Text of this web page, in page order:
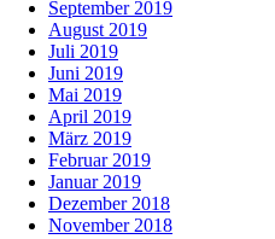
September 2019
August 2019
Juli 2019
Juni 2019
Mai 2019
April 2019
März 2019
Februar 2019
Januar 2019
Dezember 2018
November 2018